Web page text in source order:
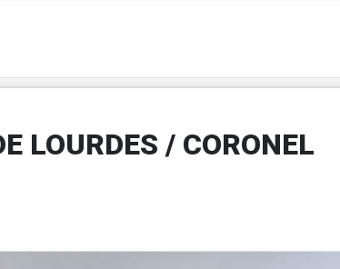
LOURDES / CORONEL